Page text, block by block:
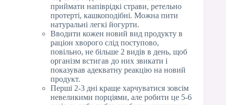
приймати напіврідкі страви, ретельно
протерті, кашкоподібні. Можна пити
натуральні легкі йогурти.
Вводити кожен новий вид продукту в
раціон хворого слід поступово,
повільно, не більше 2 видів в день, щоб
організм встигав до них звикати і
показував адекватну реакцію на новий
продукт.
Перші 2-3 дні краще харчуватися зовсім
невеликими порціями, але робити це 5-6